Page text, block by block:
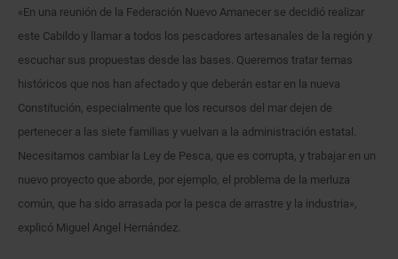
«En una reunión de la Federación Nuevo Amanecer se decidió realizar
este Cabildo y llamar a todos los pescadores artesanales de la región y
escuchar sus propuestas desde las bases. Queremos tratar temas
históricos que nos han afectado y que deberán estar en la nueva
Constitución, especialmente que los recursos del mar dejen de
pertenecer a las siete familias y vuelvan a la administración estatal.
Necesitamos cambiar la Ley de Pesca, que es corrupta, y trabajar en un
nuevo proyecto que aborde, por ejemplo, el problema de la merluza
común, que ha sido arrasada por la pesca de arrastre y la industria»,
explicó Miguel Angel Hernández.